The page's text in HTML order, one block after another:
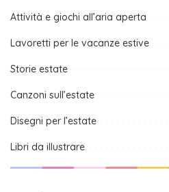
Attività e giochi all’aria aperta
Lavoretti per le vacanze estive
Storie estate
Canzoni sull’estate
Disegni per l’estate
Libri da illustrare